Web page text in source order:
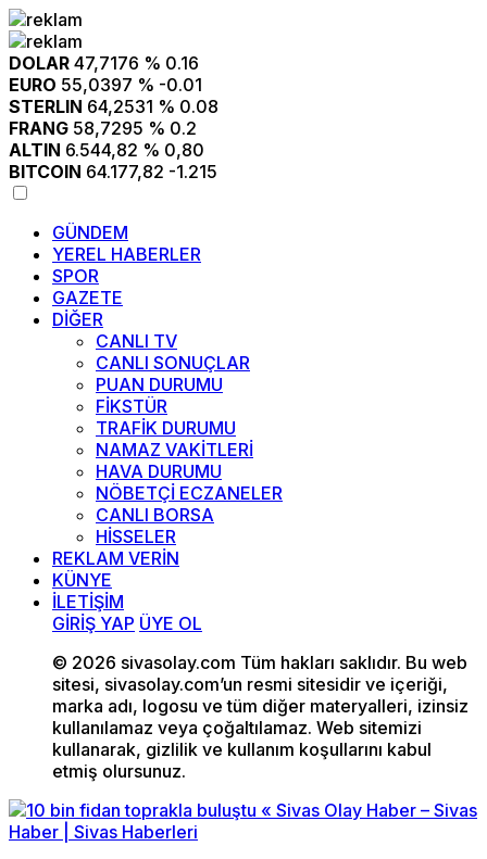
DOLAR 47,7176 % 0.16
EURO 55,0397 % -0.01
STERLIN 64,2531 % 0.08
FRANG 58,7295 % 0.2
ALTIN 6.544,82 % 0,80
BITCOIN 64.177,82 -1.215
GÜNDEM
YEREL HABERLER
SPOR
GAZETE
DİĞER
CANLI TV
CANLI SONUÇLAR
PUAN DURUMU
FİKSTÜR
TRAFİK DURUMU
NAMAZ VAKİTLERİ
HAVA DURUMU
NÖBETÇİ ECZANELER
CANLI BORSA
HİSSELER
REKLAM VERİN
KÜNYE
İLETİŞİM
GİRİŞ YAP ÜYE OL
© 2026 sivasolay.com Tüm hakları saklıdır. Bu web
sitesi, sivasolay.com’un resmi sitesidir ve içeriği,
marka adı, logosu ve tüm diğer materyalleri, izinsiz
kullanılamaz veya çoğaltılamaz. Web sitemizi
kullanarak, gizlilik ve kullanım koşullarını kabul
etmiş olursunuz.